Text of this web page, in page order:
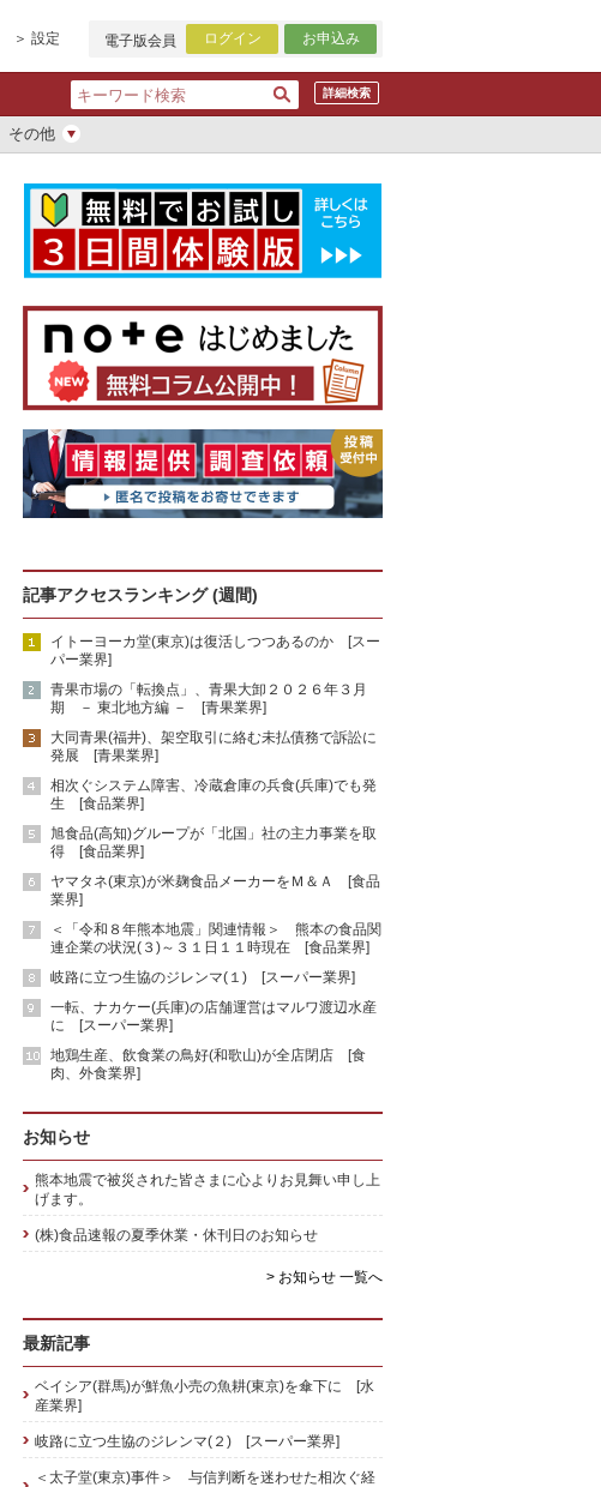
設定 電子版会員 ログイン お申込み
詳細検索
その他
記事アクセスランキング (週間)
イトーヨーカ堂(東京)は復活しつつあるのか [スー
パー業界]
青果市場の「転換点」、青果大卸２０２６年３月
期 － 東北地方編 － [青果業界]
大同青果(福井)、架空取引に絡む未払債務で訴訟に
発展 [青果業界]
相次ぐシステム障害、冷蔵倉庫の兵食(兵庫)でも発
生 [食品業界]
旭食品(高知)グループが「北国」社の主力事業を取
得 [食品業界]
ヤマタネ(東京)が米麹食品メーカーをＭ＆Ａ [食品
業界]
＜「令和８年熊本地震」関連情報＞ 熊本の食品関
連企業の状況(３)～３１日１１時現在 [食品業界]
岐路に立つ生協のジレンマ(１) [スーパー業界]
一転、ナカケー(兵庫)の店舗運営はマルワ渡辺水産
に [スーパー業界]
地鶏生産、飲食業の鳥好(和歌山)が全店閉店 [食
肉、外食業界]
お知らせ
熊本地震で被災された皆さまに心よりお見舞い申し上
げます。
(株)食品速報の夏季休業・休刊日のお知らせ
> お知らせ 一覧へ
最新記事
ベイシア(群馬)が鮮魚小売の魚耕(東京)を傘下に [水
産業界]
岐路に立つ生協のジレンマ(２) [スーパー業界]
＜太子堂(東京)事件＞ 与信判断を迷わせた相次ぐ経